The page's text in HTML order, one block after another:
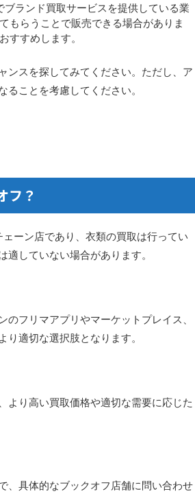
ランド買取サービスを提供している業
もらうことで販売できる場合がありま
すすめします。
ンスを探してみてください。ただし、ア
ことを考慮してください。
フ？
ーン店であり、衣類の買取は行ってい
していない場合があります。
フリマアプリやマーケットプレイス、
適切な選択肢となります。
より高い買取価格や適切な需要に応じた
、具体的なブックオフ店舗に問い合わせ